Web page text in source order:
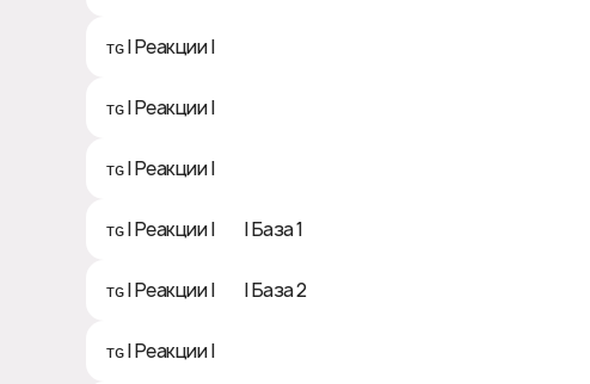
ᴛɢ | Реакции | 🦄
ᴛɢ | Реакции | 🤷‍♂
ᴛɢ | Реакции | 👀
ᴛɢ | Реакции | 🎉 | База 1
ᴛɢ | Реакции | 🎉 | База 2
ᴛɢ | Реакции | 🤝